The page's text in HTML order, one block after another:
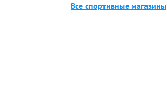
Все спортивные магазины